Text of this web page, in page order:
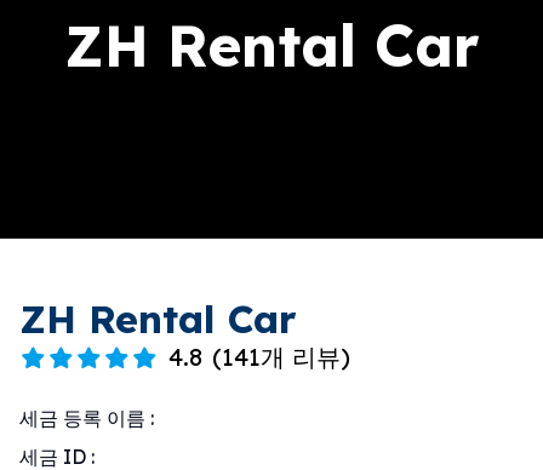
ZH Rental Car
ZH Rental Car
4.8 (141개 리뷰)
세금 등록 이름 :
세금 ID :